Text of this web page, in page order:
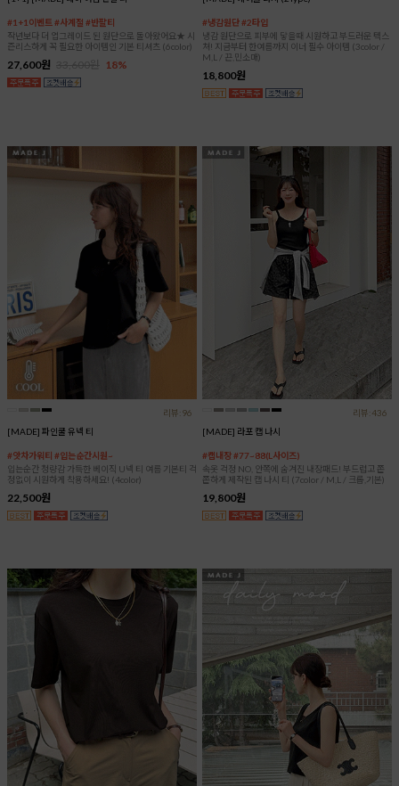
#1+1이벤트 #사계절 #반팔티
작년보다 더 업그레이드 된 원단으로 돌아왔어요★ 시
즌리스하게 꼭 필요한 아이템인 기본 티셔츠 (6color)
27,600원 18%
#냉감원단 #2타입
냉감 원단으로 피부에 닿을때 시원하고 부드러운 텍스
쳐! 지금부터 한여름까지 이너 필수 아이템 (3color /
M,L / 끈,민소매)
18,800원
리뷰:96
[MADE] 파인쿨 유넥 티
#앗차가워티 #입는순간시원~
입는순간 청량감 가득한 베이직 U넥 티 여름 기본티 걱
정없이 시원하게 착용하세요! (4color)
22,500원
리뷰:436
[MADE] 라포 캡 나시
#캡내장 #77~88(L사이즈)
속옷 걱정 NO, 안쪽에 숨겨진 내장패드! 부드럽고 쫀
쫀하게 제작된 캡 나시 티 (7color / M,L / 크롭,기본)
19,800원